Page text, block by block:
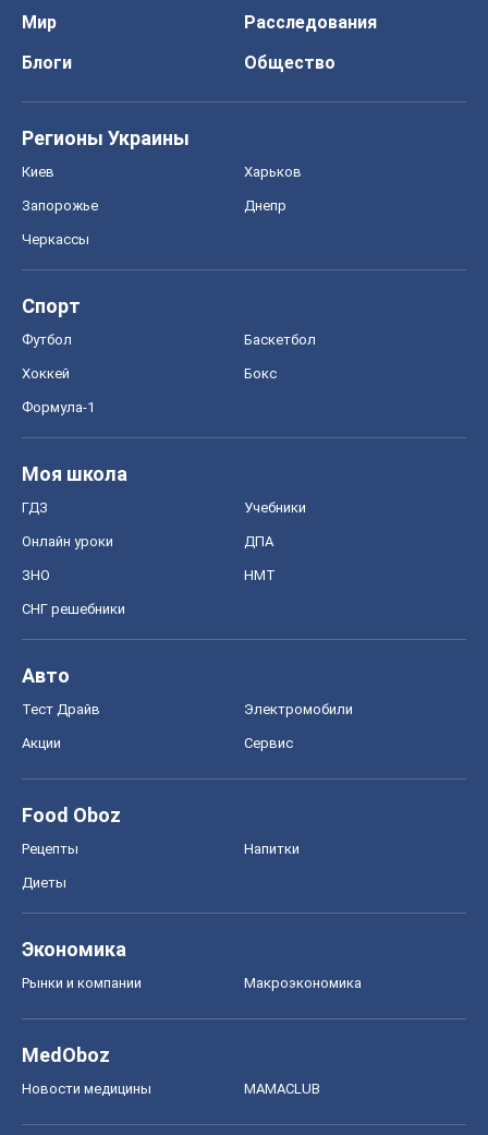
Мир
Расследования
Блоги
Общество
Регионы Украины
Киев Харьков
Запорожье Днепр
Черкассы
Спорт
Футбол Баскетбол
Хоккей Бокс
Формула-1
Моя школа
ГДЗ Учебники
Онлайн уроки ДПА
ЗНО НМТ
СНГ решебники
Авто
Тест Драйв Электромобили
Акции Сервис
Food Oboz
Рецепты Напитки
Диеты
Экономика
Рынки и компании Mакроэкономика
MedOboz
Новости медицины MAMACLUB